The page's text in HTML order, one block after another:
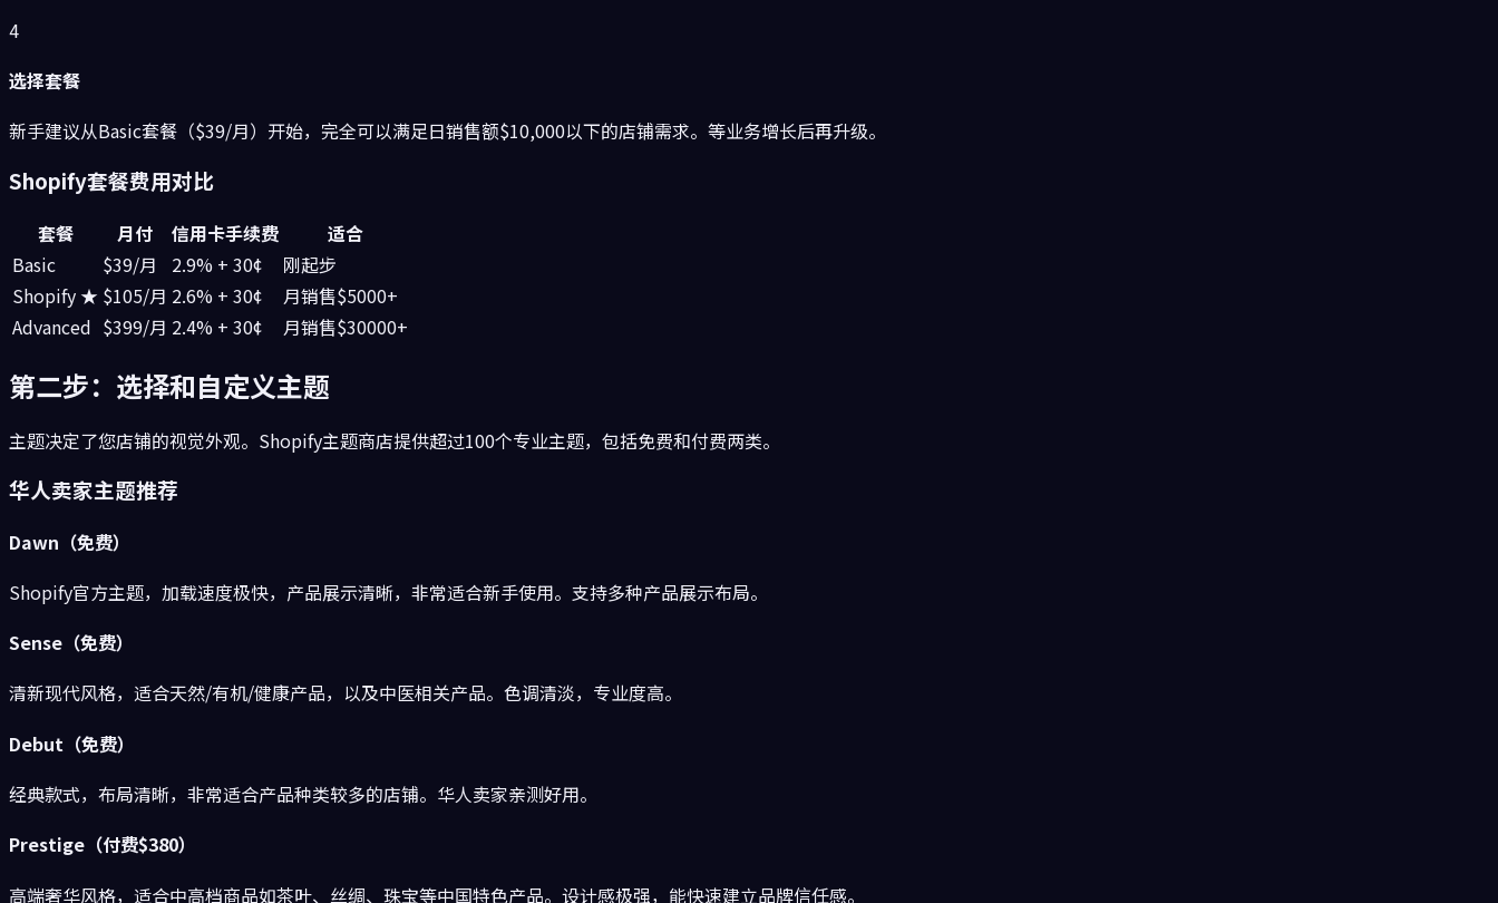
4
选择套餐
新手建议从Basic套餐（$39/月）开始，完全可以满足日销售额$10,000以下的店铺需求。等业务增长后再升级。
Shopify套餐费用对比
套餐 月付 信用卡手续费
适合
Basic
$39/月 2.9% + 30¢
刚起步
Shopify ★ $105/月 2.6% + 30¢
月销售$5000+
Advanced $399/月 2.4% + 30¢ 月销售$30000+
第二步：选择和自定义主题
主题决定了您店铺的视觉外观。Shopify主题商店提供超过100个专业主题，包括免费和付费两类。
华人卖家主题推荐
Dawn（免费）
Shopify官方主题，加载速度极快，产品展示清晰，非常适合新手使用。支持多种产品展示布局。
Sense（免费）
清新现代风格，适合天然/有机/健康产品，以及中医相关产品。色调清淡，专业度高。
Debut（免费）
经典款式，布局清晰，非常适合产品种类较多的店铺。华人卖家亲测好用。
Prestige（付费$380）
高端奢华风格，适合中高档商品如茶叶、丝绸、珠宝等中国特色产品。设计感极强，能快速建立品牌信任感。